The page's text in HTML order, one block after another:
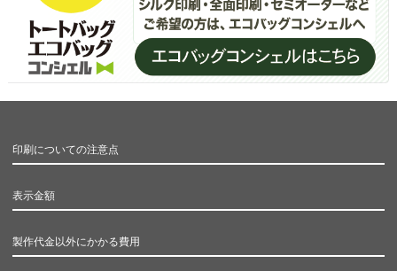
印刷についての注意点
表示金額
製作代金以外にかかる費用